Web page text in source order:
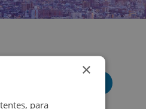
×
para